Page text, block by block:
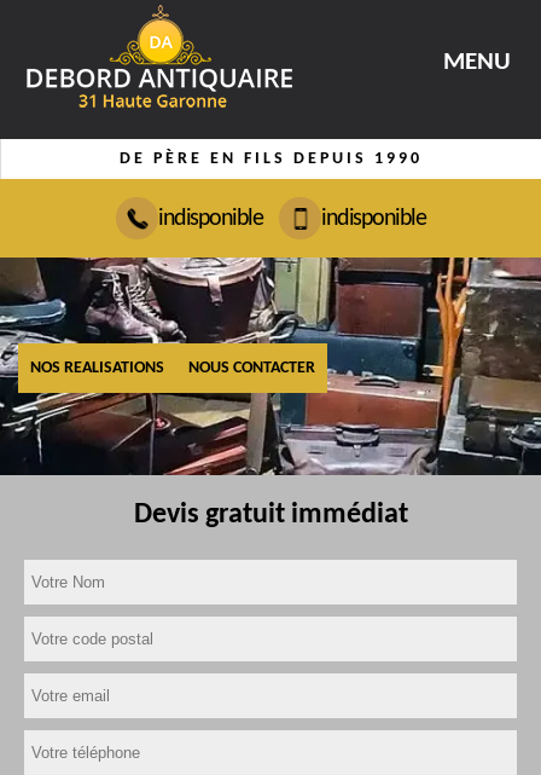
MENU
DE PÈRE EN FILS DEPUIS 1990
indisponible indisponible
NOS REALISATIONS NOUS CONTACTER
Devis gratuit immédiat